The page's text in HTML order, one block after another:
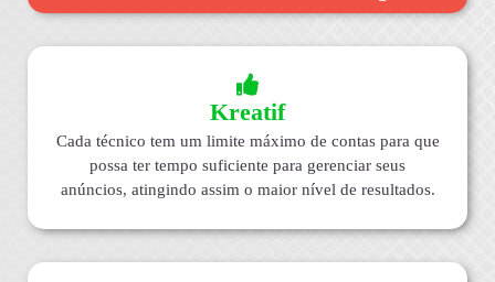
Kreatif
Cada técnico tem um limite máximo de contas para que
possa ter tempo suficiente para gerenciar seus
anúncios, atingindo assim o maior nível de resultados.